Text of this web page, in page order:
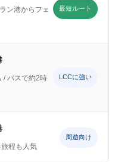
ン港からフェ 最短ルート
/ バスで約2時 LCCに強い
程も人気
周遊向け